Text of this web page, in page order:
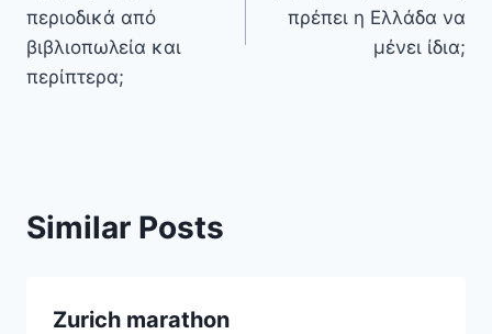
περιοδικά από
βιβλιοπωλεία και
περίπτερα;
πρέπει η Ελλάδα να
μένει ίδια;
Similar Posts
Zurich marathon